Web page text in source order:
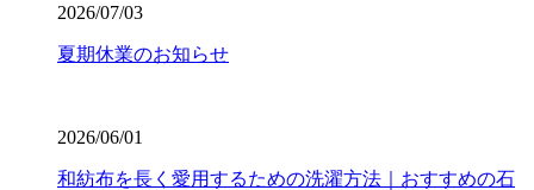
2026/07/03
夏期休業のお知らせ
2026/06/01
和紡布を長く愛用するための洗濯方法｜おすすめの石